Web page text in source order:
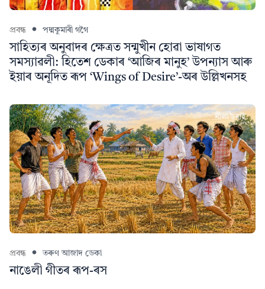
প্ৰবন্ধ পদ্মকুমাৰী গগৈ
সাহিত্যৰ অনুবাদৰ ক্ষেত্ৰত সন্মুখীন হোৱা ভাষাগত
সমস্যাৱলী: হিতেশ ডেকাৰ ‘আজিৰ মানুহ’ উপন্যাস আৰু
ইয়াৰ অনূদিত ৰূপ ‘Wings of Desire’-অৰ উল্লিখনসহ
প্ৰবন্ধ তৰুণ আজাদ ডেকা
নাঙেলী গীতৰ ৰূপ-ৰস